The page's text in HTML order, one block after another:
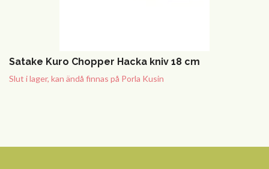
Satake Kuro Chopper Hacka kniv 18 cm
Slut i lager, kan ändå finnas på Porla Kusin